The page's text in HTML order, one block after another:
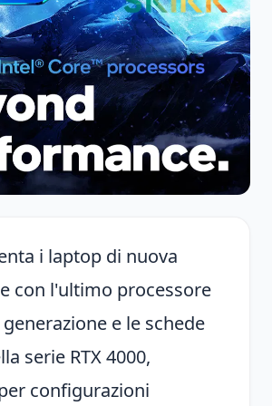
i laptop di nuova
con l'ultimo processore
e le schede
serie RTX 4000,
configurazioni